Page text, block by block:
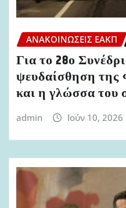
ΑΝΑΚΟΙΝΏΣΕΙΣ ΕΑΚΠ
Για το 28ο
ψευδαίσθηση της
και η γλώσσα του
admin Ιούν 10, 2026